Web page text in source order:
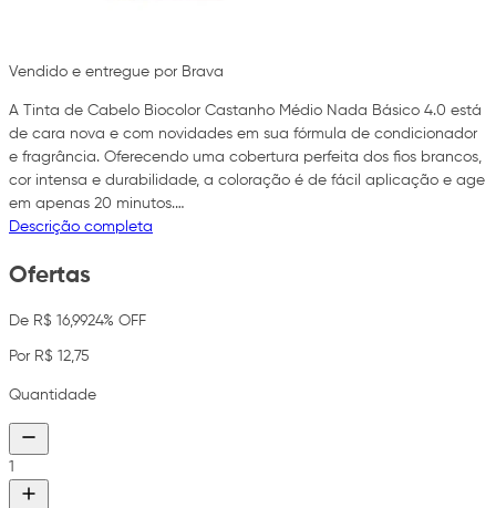
Vendido e entregue por Brava
A Tinta de Cabelo Biocolor Castanho Médio Nada Básico 4.0 está
de cara nova e com novidades em sua fórmula de condicionador
e fragrância. Oferecendo uma cobertura perfeita dos fios brancos,
cor intensa e durabilidade, a coloração é de fácil aplicação e age
em apenas 20 minutos.…
Descrição completa
Ofertas
De R$ 16,9924% OFF
Por R$ 12,75
Quantidade
1